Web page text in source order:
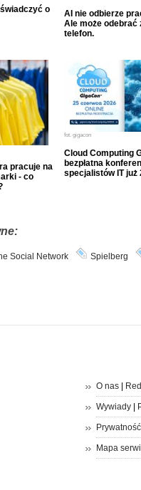
o
AI nie odbierze
Ale może odebrać
telefon.
pracuje na
- co
fot. gigacon
Cloud Computing
bezpłatna
specjalistów IT już
Social Network Spielberg
O nas|
Wywiady|
Prywatność
Mapa